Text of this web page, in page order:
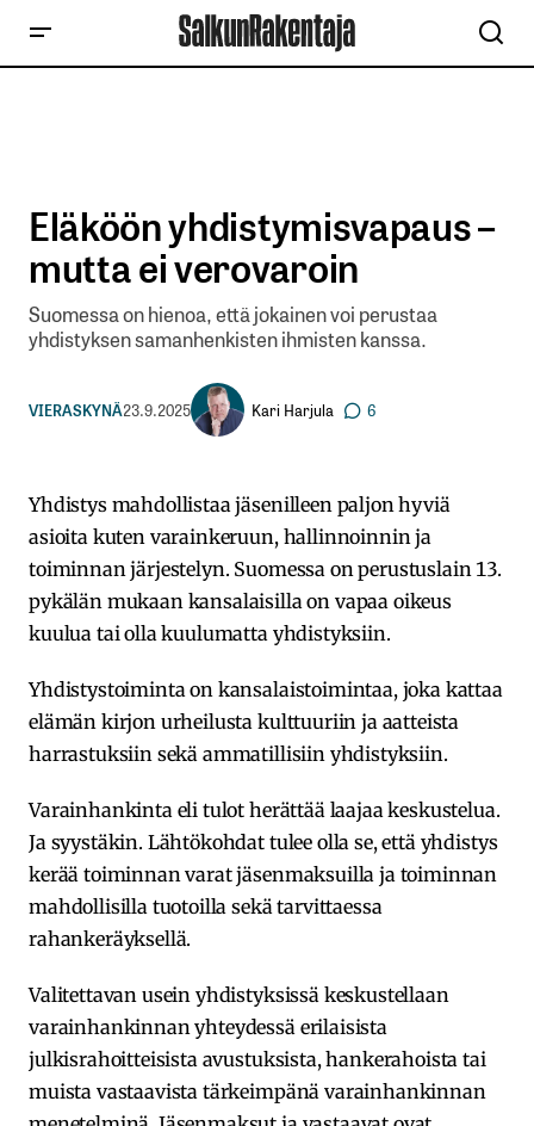
Eläköön yhdistymisvapaus –
mutta ei verovaroin
Suomessa on hienoa, että jokainen voi perustaa
yhdistyksen samanhenkisten ihmisten kanssa.
VIERASKYNÄ23.9.2025 Kari Harjula 6
Yhdistys mahdollistaa jäsenilleen paljon hyviä
asioita kuten varainkeruun, hallinnoinnin ja
toiminnan järjestelyn. Suomessa on perustuslain 13.
pykälän mukaan kansalaisilla on vapaa oikeus
kuulua tai olla kuulumatta yhdistyksiin.
Yhdistystoiminta on kansalaistoimintaa, joka kattaa
elämän kirjon urheilusta kulttuuriin ja aatteista
harrastuksiin sekä ammatillisiin yhdistyksiin.
Varainhankinta eli tulot herättää laajaa keskustelua.
Ja syystäkin. Lähtökohdat tulee olla se, että yhdistys
kerää toiminnan varat jäsenmaksuilla ja toiminnan
mahdollisilla tuotoilla sekä tarvittaessa
rahankeräyksellä.
Valitettavan usein yhdistyksissä keskustellaan
varainhankinnan yhteydessä erilaisista
julkisrahoitteisista avustuksista, hankerahoista tai
muista vastaavista tärkeimpänä varainhankinnan